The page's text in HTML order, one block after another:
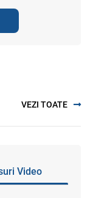
VEZI TOATE
Video